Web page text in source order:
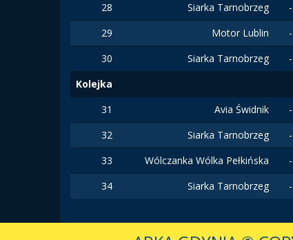
28
Siarka Tarnobrzeg -
29
Motor Lublin -
30
Siarka Tarnobrzeg -
Kolejka
31
Avia Świdnik -
32
Siarka Tarnobrzeg -
33
Wólczanka Wólka Pełkińska -
34
Siarka Tarnobrzeg -